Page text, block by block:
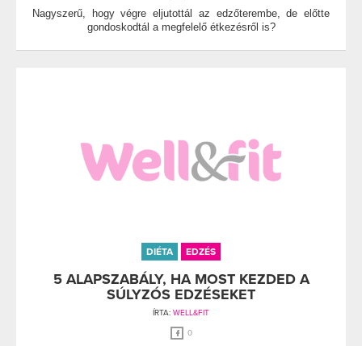
Nagyszerű, hogy végre eljutottál az edzőterembe, de előtte
gondoskodtál a megfelelő étkezésről is?
DIÉTA EDZÉS
5 ALAPSZABÁLY, HA MOST KEZDED A
SÚLYZÓS EDZÉSEKET
ÍRTA: WELL&FIT
0